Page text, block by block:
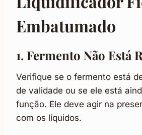
Embatumado
1. Fermento Não Está
Verifique se o fermento está
de validade ou se ele está
função. Ele deve agir na
com os líquidos.